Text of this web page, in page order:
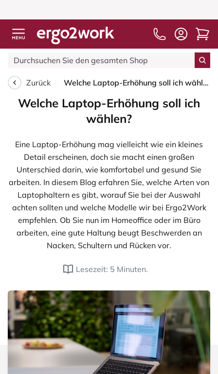
Zurück Welche Laptop-Erhöhung soll ich wählen?
Welche Laptop-Erhöhung soll ich
wählen?
Eine Laptop-Erhöhung mag vielleicht wie ein kleines
Detail erscheinen, doch sie macht einen großen
Unterschied darin, wie komfortabel und gesund Sie
arbeiten. In diesem Blog erfahren Sie, welche Arten von
Laptophaltern es gibt, worauf Sie bei der Auswahl
achten sollten und welche Modelle wir bei Ergo2Work
empfehlen. Ob Sie nun im Homeoffice oder im Büro
arbeiten, eine gute Haltung beugt Beschwerden an
Nacken, Schultern und Rücken vor.
Lesezeit: 5 Minuten.